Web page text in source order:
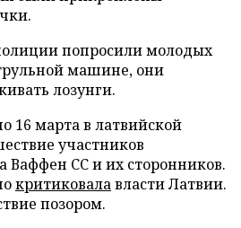
попросили молодых
машине, они
лозунги.
16 марта в латвийской
участников
Ваффен СС и их сторонников.
критиковалавласти Латвии.
позором.